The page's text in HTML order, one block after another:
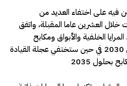
فيه على اختفاء العديد من
خلال العشرين عاما المقبلة، واتفق
الخلفية والأبواق ومكابح
الطوارئ من السيارات بحلول 2030 في حين ستختفي عجلة القيادة